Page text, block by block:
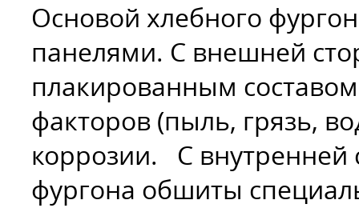
Основой хлебного
панелями. С внешней
плакированным
факторов (пыль, грязь,
коррозии. С внутренней
фургона обшиты